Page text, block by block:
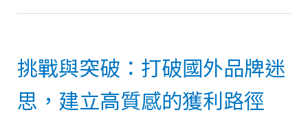
挑戰與突破：打破國外品牌迷
思，建立高質感的獲利路徑